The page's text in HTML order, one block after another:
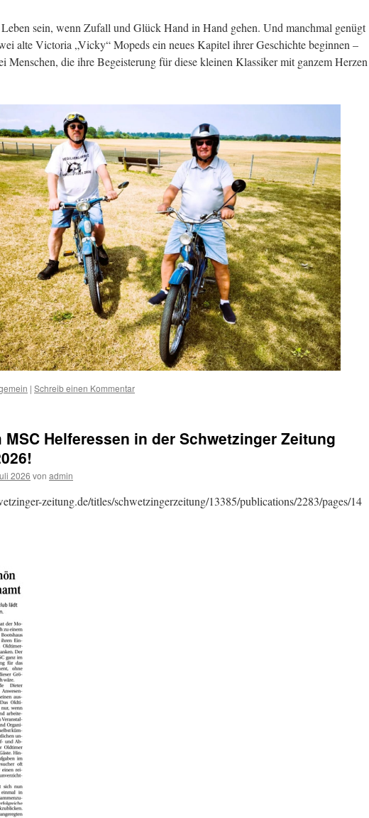
sein, wenn Zufall und Glück Hand in Hand gehen. Und manchmal genügt
alte Victoria „Vicky“ Mopeds ein neues Kapitel ihrer Geschichte beginnen –
Menschen, die ihre Begeisterung für diese kleinen Klassiker mit ganzem Herzen
| Schreib einen Kommentar
Helferessen in der Schwetzinger Zeitung
2026 von admin
zeitung.de/titles/schwetzingerzeitung/13385/publications/2283/pages/14